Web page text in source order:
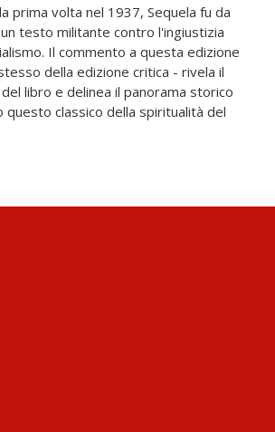
prima volta nel 1937, Sequela fu da
testo militante contro l'ingiustizia
Il commento a questa edizione
della edizione critica - rivela il
libro e delinea il panorama storico
questo classico della spiritualità del